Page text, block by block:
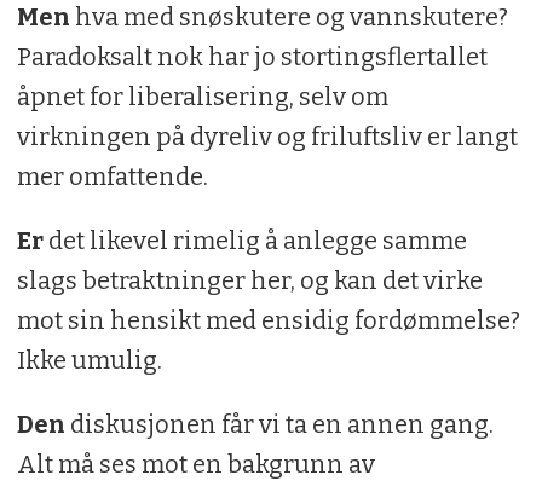
Men hva med snøskutere og vannskutere?
Paradoksalt nok har jo stortingsflertallet
åpnet for liberalisering, selv om
virkningen på dyreliv og friluftsliv er langt
mer omfattende.
Erdet likevel rimelig å anlegge samme
slags betraktninger her, og kan det virke
mot sin hensikt med ensidig fordømmelse?
Ikke umulig.
Den diskusjonen får vi ta en annen gang.
Alt må ses mot en bakgrunn av